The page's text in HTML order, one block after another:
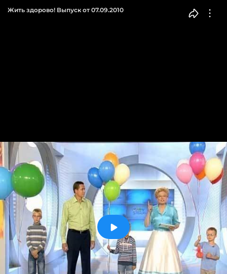
Жить здорово! Выпуск от 07.09.2010